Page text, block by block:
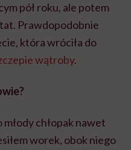
pół roku, ale potem
Prawdopodobnie
która wróciła do
wątroby.
chłopak nawet
worek, obok niego